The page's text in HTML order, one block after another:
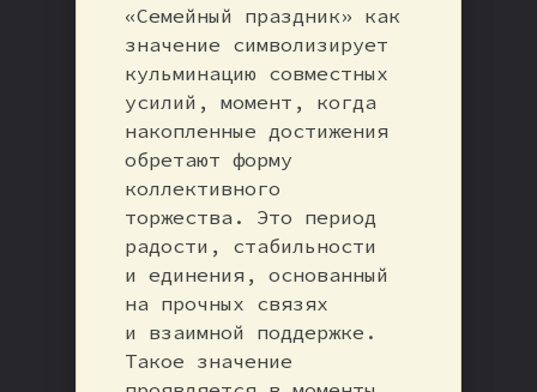
«Семейный праздник» как
значение символизирует
кульминацию совместных
усилий, момент, когда
накопленные достижения
обретают форму
коллективного
торжества. Это период
радости, стабильности
и единения, основанный
на прочных связях
и взаимной поддержке.
Такое значение